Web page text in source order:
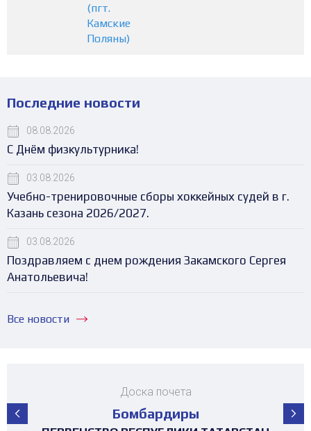
(пгт.
Камские
Поляны)
Последние новости
08.08.2026
С Днём физкультурника!
03.08.2026
Учебно-тренировочные сборы хоккейных судей в г.
Казань сезона 2026/2027.
03.08.2026
Поздравляем с днем рождения Закамского Сергея
Анатольевича!
Все новости
Доска почета
Бомбардиры